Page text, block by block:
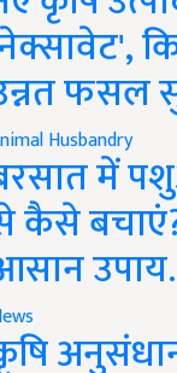
फसल
Husbandry
में
कैसे